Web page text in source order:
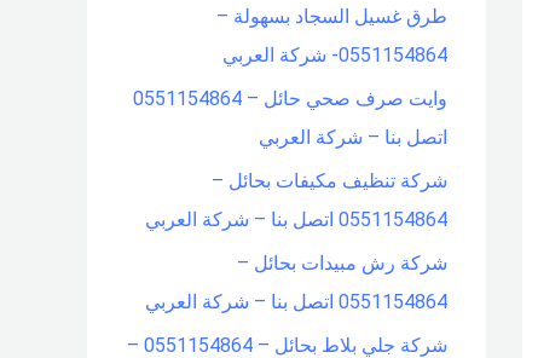
طرق غسيل السجاد بسهولة –
0551154864- شركة العربي
وايت صرف صحي حائل – 0551154864
اتصل بنا – شركة العربي
شركة تنظيف مكيفات بحائل –
0551154864 اتصل بنا – شركة العربي
شركة رش مبيدات بحائل –
0551154864 اتصل بنا – شركة العربي
شركة جلي بلاط بحائل – 0551154864 –